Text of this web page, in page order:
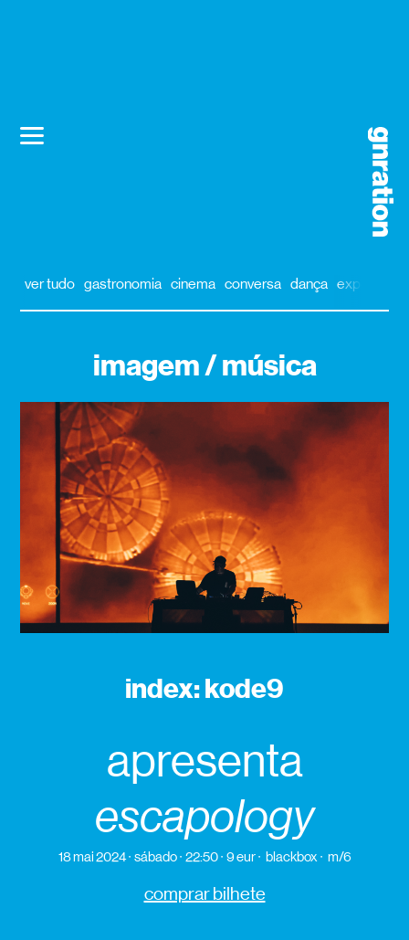
ver tudo gastronomia cinema conversa dança exposição
imagem / música
index: kode9
apresenta
escapology
18 mai 2024 sábado 22:50 9 eur blackbox m/6
comprar bilhete